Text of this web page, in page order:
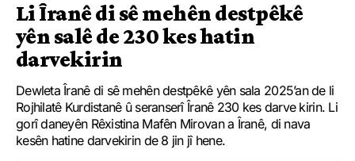
Li Îranê di sê mehên destpêkê
yên salê de 230 kes hatin
darvekirin
Dewleta Îranê di sê mehên destpêkê yên sala 2025’an de li
Rojhilatê Kurdistanê û seranserî Îranê 230 kes darve kirin. Li
gorî daneyên Rêxistina Mafên Mirovan a Îranê, di nava
kesên hatine darvekirin de 8 jin jî hene.